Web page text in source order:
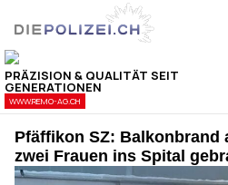
Pfäffikon SZ: Balkonbrand
zwei Frauen ins Spital